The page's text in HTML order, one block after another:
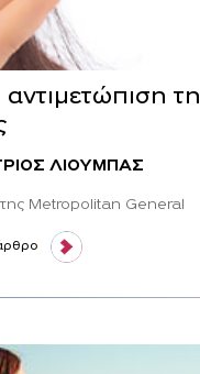
ΛΙΟΥΜΠΑΣ
Μetropolitan General